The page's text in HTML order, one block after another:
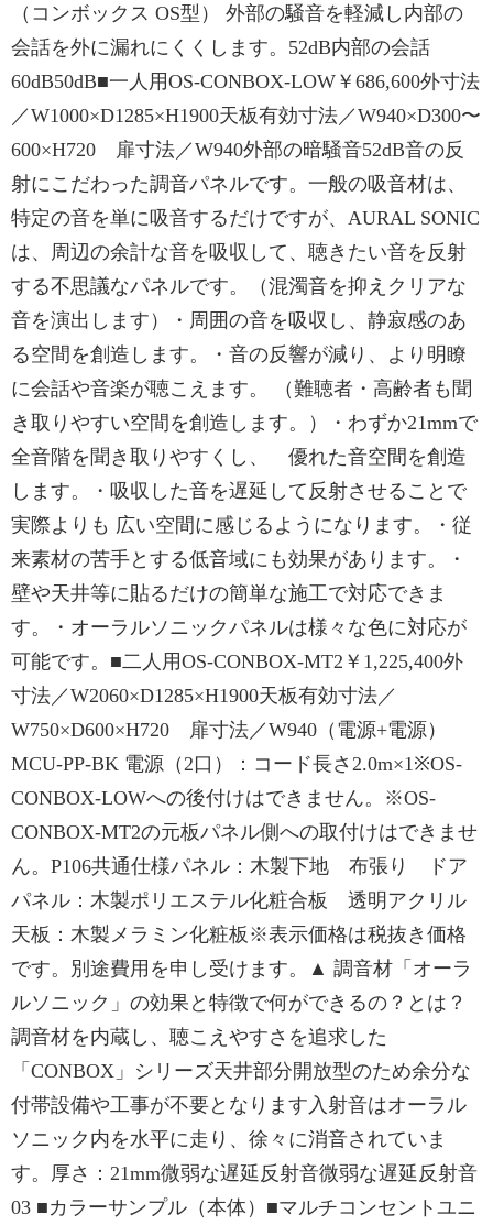
（コンボックス OS型） 外部の騒音を軽減し内部の
会話を外に漏れにくくします。52dB内部の会話
60dB50dB■一人用OS-CONBOX-LOW￥686,600外寸法
／W1000×D1285×H1900天板有効寸法／W940×D300〜
600×H720 扉寸法／W940外部の暗騒音52dB音の反
射にこだわった調音パネルです。一般の吸音材は、
特定の音を単に吸音するだけですが、AURAL SONIC
は、周辺の余計な音を吸収して、聴きたい音を反射
する不思議なパネルです。（混濁音を抑えクリアな
音を演出します）・周囲の音を吸収し、静寂感のあ
る空間を創造します。・音の反響が減り、より明瞭
に会話や音楽が聴こえます。 （難聴者・高齢者も聞
き取りやすい空間を創造します。）・わずか21mmで
全音階を聞き取りやすくし、 優れた音空間を創造
します。・吸収した音を遅延して反射させることで
実際よりも 広い空間に感じるようになります。・従
来素材の苦手とする低音域にも効果があります。・
壁や天井等に貼るだけの簡単な施工で対応できま
す。・オーラルソニックパネルは様々な色に対応が
可能です。■二人用OS-CONBOX-MT2￥1,225,400外
寸法／W2060×D1285×H1900天板有効寸法／
W750×D600×H720 扉寸法／W940（電源+電源）
MCU-PP-BK 電源（2口）：コード長さ2.0m×1※OS-
CONBOX-LOWへの後付けはできません。※OS-
CONBOX-MT2の元板パネル側への取付けはできませ
ん。P106共通仕様パネル：木製下地 布張り ドア
パネル：木製ポリエステル化粧合板 透明アクリル
天板：木製メラミン化粧板※表示価格は税抜き価格
です。別途費用を申し受けます。▲ 調音材「オーラ
ルソニック」の効果と特徴で何ができるの？とは？
調音材を内蔵し、聴こえやすさを追求した
「CONBOX」シリーズ天井部分開放型のため余分な
付帯設備や工事が不要となります入射音はオーラル
ソニック内を水平に走り、徐々に消音されていま
す。厚さ：21mm微弱な遅延反射音微弱な遅延反射音
03 ■カラーサンプル（本体）■マルチコンセントユニ